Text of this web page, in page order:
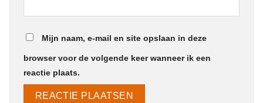
Mijn naam, e-mail en site opslaan in deze
browser voor de volgende keer wanneer ik een
reactie plaats.